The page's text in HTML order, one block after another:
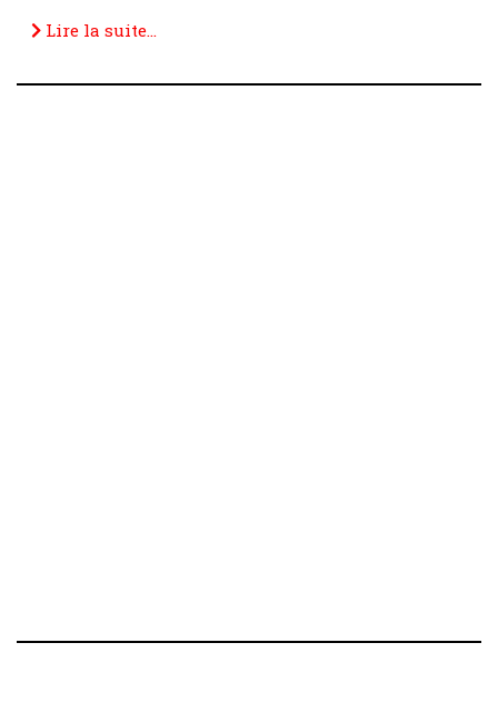
Lire la suite...